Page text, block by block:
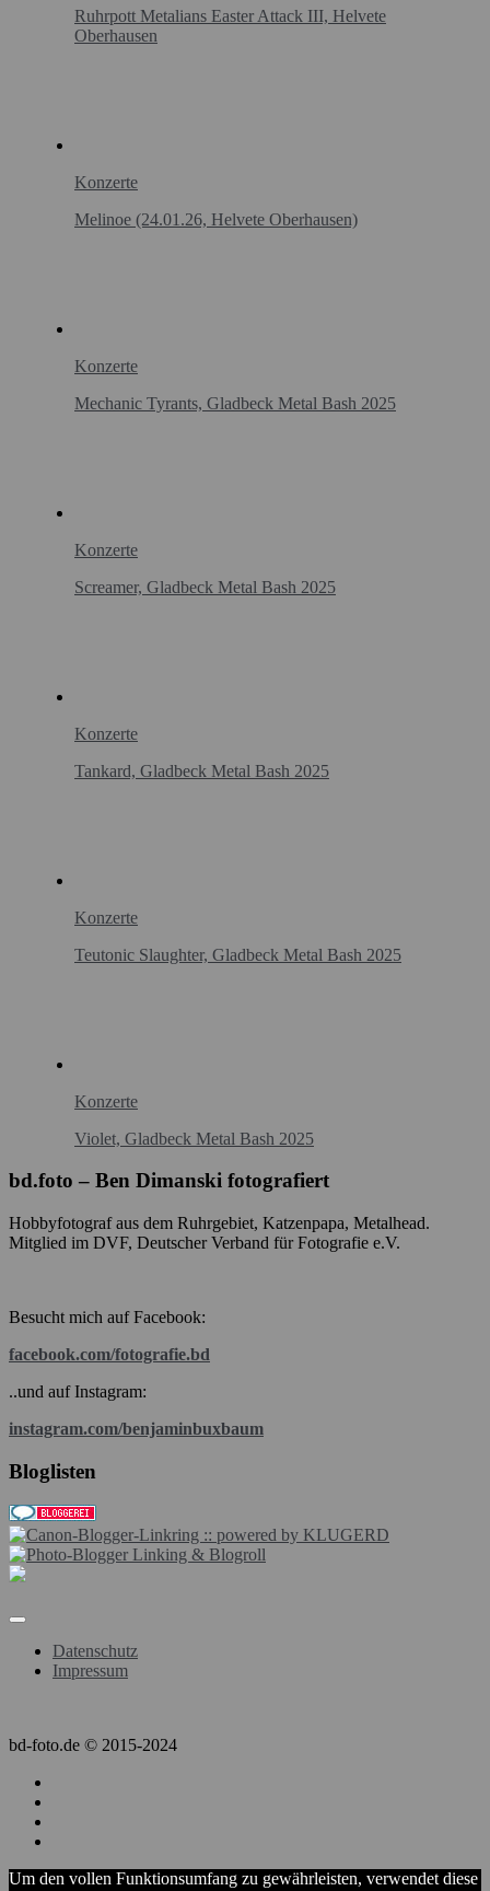
Ruhrpott Metalians Easter Attack III, Helvete
Oberhausen
Konzerte
Melinoe (24.01.26, Helvete Oberhausen)
Konzerte
Mechanic Tyrants, Gladbeck Metal Bash 2025
Konzerte
Screamer, Gladbeck Metal Bash 2025
Konzerte
Tankard, Gladbeck Metal Bash 2025
Konzerte
Teutonic Slaughter, Gladbeck Metal Bash 2025
Konzerte
Violet, Gladbeck Metal Bash 2025
bd.foto – Ben Dimanski fotografiert
Hobbyfotograf aus dem Ruhrgebiet, Katzenpapa, Metalhead.
Mitglied im DVF, Deutscher Verband für Fotografie e.V.
Besucht mich auf Facebook:
facebook.com/fotografie.bd
..und auf Instagram:
instagram.com/benjaminbuxbaum
Bloglisten
Datenschutz
Impressum
bd-foto.de © 2015-2024
Um den vollen Funktionsumfang zu gewährleisten, verwendet diese